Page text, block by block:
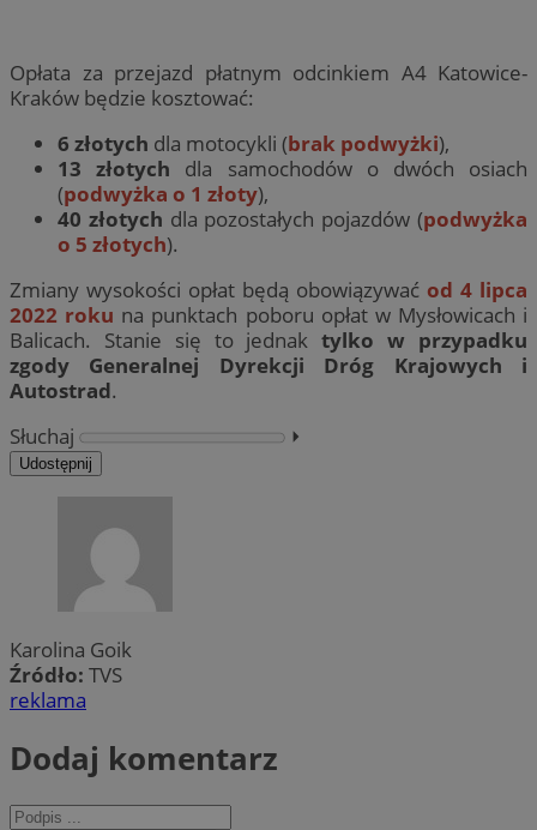
Opłata za przejazd płatnym odcinkiem A4 Katowice-
Kraków będzie kosztować:
6 złotych dla motocykli (brak podwyżki),
13 złotych dla samochodów o dwóch osiach
(podwyżka o 1 złoty),
40 złotych dla pozostałych pojazdów (podwyżka
o 5 złotych).
Zmiany wysokości opłat będą obowiązywać od 4 lipca
2022 roku na punktach poboru opłat w Mysłowicach i
Balicach. Stanie się to jednaktylko w przypadku
zgody Generalnej Dyrekcji Dróg Krajowych i
Autostrad.
Słuchaj
⏵︎
Udostępnij
Karolina Goik
Źródło: TVS
reklama
Dodaj komentarz